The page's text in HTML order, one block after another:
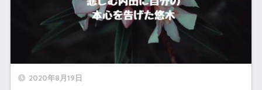
2020年8月19日